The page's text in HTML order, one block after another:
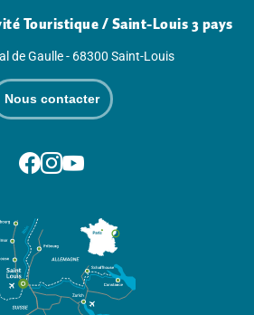
Touristique / Saint-Louis 3 pays
de Gaulle - 68300 Saint-Louis
Nous contacter
Suivez-nous sur Facebook
Suivez-nous sur Instagram
Suivez-nous sur Youtube